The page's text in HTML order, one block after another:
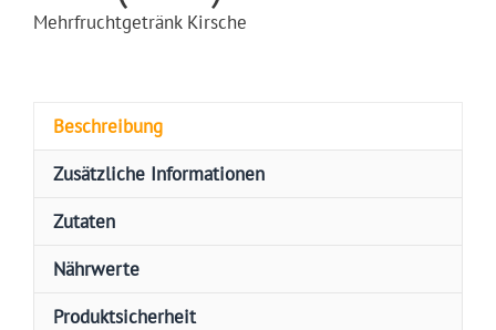
Mehrfruchtgetränk Kirsche
Beschreibung
Zusätzliche Informationen
Zutaten
Nährwerte
Produktsicherheit